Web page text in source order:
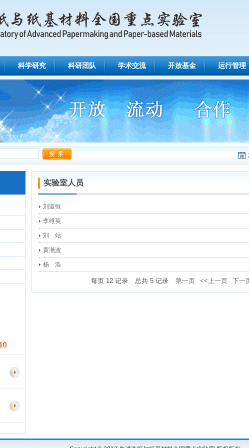
科学研究 科研团队 学术交流 开放基金 运行管理
实验室人员
刘道恒
李维英
刘 站
黄滟波
杨 浩
每页 12记录 总共 5记录 第一页 <<上一页 下一